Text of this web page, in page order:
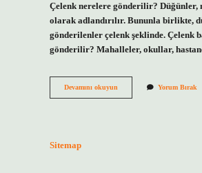
Çelenk nerelere gönderilir? Düğünler,
olarak adlandırılır. Bununla birlikte,
gönderilenler çelenk şeklinde. Çelenk
gönderilir? Mahalleler, okullar,
Devamını okuyun
Çelenk
Yorum Bırak
Sitemap